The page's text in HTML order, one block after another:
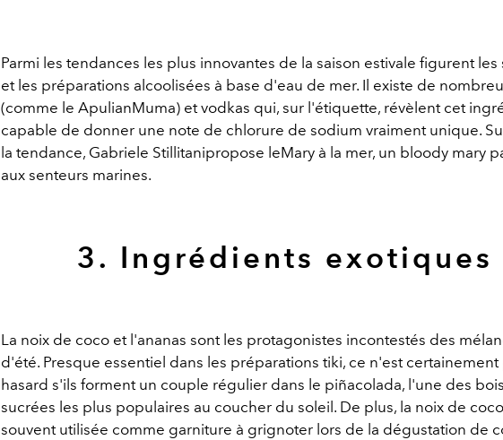
Parmi les tendances les plus innovantes de la saison estivale figurent
et les préparations alcoolisées à base d'eau de mer. Il existe de
(comme le ApulianMuma) et vodkas qui, sur l'étiquette, révèlent cet
capable de donner une note de chlorure de sodium vraiment unique.
la tendance, Gabriele Stillitanipropose leMary à la mer, un bloody mary
aux senteurs marines.
3. Ingrédients exotiques
La noix de coco et l'ananas sont les protagonistes incontestés des
d'été. Presque essentiel dans les préparations tiki, ce n'est certainement
hasard s'ils forment un couple régulier dans le piñacolada, l'une des
sucrées les plus populaires au coucher du soleil. De plus, la noix de
souvent utilisée comme garniture à grignoter lors de la dégustation de